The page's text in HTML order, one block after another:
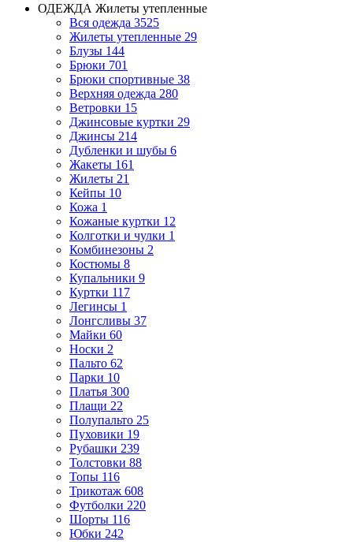
ОДЕЖДА Жилеты утепленные
Вся одежда 3525
Жилеты утепленные 29
Блузы 144
Брюки 701
Брюки спортивные 38
Верхняя одежда 280
Ветровки 15
Джинсовые куртки 29
Джинсы 214
Дубленки и шубы 6
Жакеты 161
Жилеты 21
Кейпы 10
Кожа 1
Кожаные куртки 12
Колготки и чулки 1
Комбинезоны 2
Костюмы 8
Купальники 9
Куртки 117
Легинсы 1
Лонгсливы 37
Майки 60
Носки 2
Пальто 62
Парки 10
Платья 300
Плащи 22
Полупальто 25
Пуховики 19
Рубашки 239
Толстовки 88
Топы 116
Трикотаж 608
Футболки 220
Шорты 116
Юбки 242